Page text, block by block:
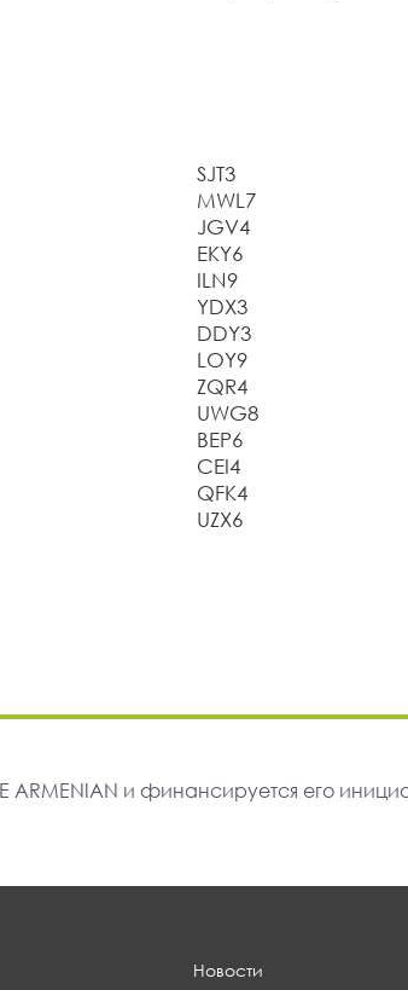
SJT3
MWL7
JGV4
EKY6
ILN9
YDX3
DDY3
LOY9
ZQR4
UWG8
BEP6
CEI4
QFK4
UZX6
ARMENIAN и финансируется его
Новости